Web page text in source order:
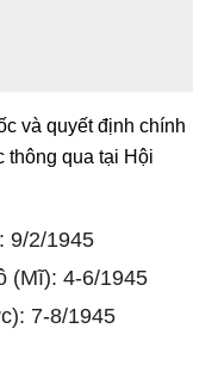
và quyết định chính
qua tại Hội
9/2/1945
(Mĩ): 4-6/1945
7-8/1945